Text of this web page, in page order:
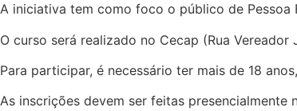
A iniciativa tem como foco o público de
O curso será realizado no Cecap (Rua
Para participar, é necessário ter mais de 18
As inscrições devem ser feitas presencialmente